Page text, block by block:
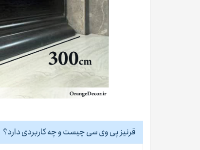
قرنیز پی وی سی چیست و چه کاربردی دارد؟